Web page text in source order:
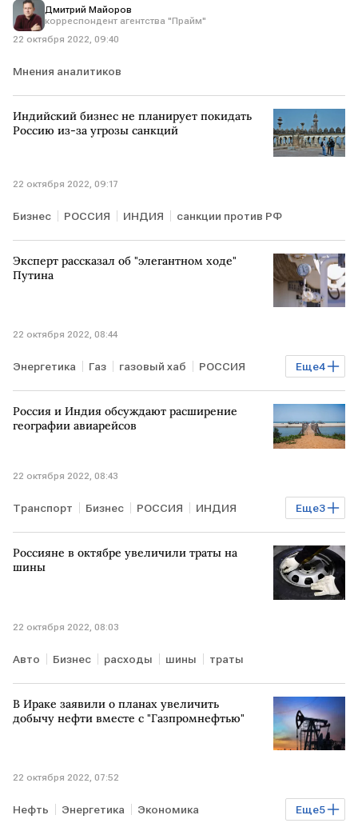
Дмитрий Майоров
корреспондент агентства "Прайм"
22 октября 2022, 09:40
Мнения аналитиков
Индийский бизнес не планирует покидать
Россию из-за угрозы санкций
22 октября 2022, 09:17
Бизнес РОССИЯ ИНДИЯ санкции против РФ
Эксперт рассказал об "элегантном ходе"
Путина
22 октября 2022, 08:44
Еще4
Энергетика Газ газовый хаб РОССИЯ
ТУРЦИЯ Владимир Путин поставки газа
ЕВРОПА
Россия и Индия обсуждают расширение
географии авиарейсов
22 октября 2022, 08:43
Еще3
Транспорт Бизнес РОССИЯ ИНДИЯ
самолет авиасообщение рейсы
Россияне в октябре увеличили траты на
шины
22 октября 2022, 08:03
Авто Бизнес расходы шины траты
В Ираке заявили о планах увеличить
добычу нефти вместе с "Газпромнефтью"
22 октября 2022, 07:52
Еще5
Нефть Энергетика Экономика